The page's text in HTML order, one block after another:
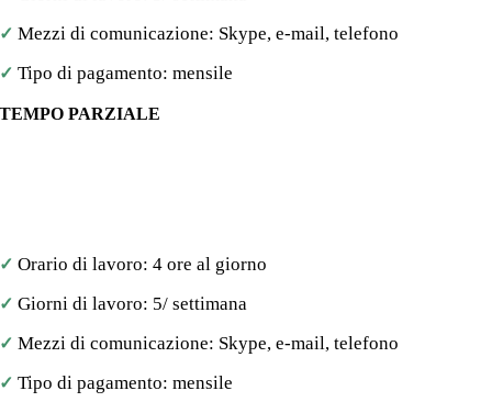
✓ Mezzi di comunicazione: Skype, e-mail, telefono
✓ Tipo di pagamento: mensile
TEMPO PARZIALE
✓ Orario di lavoro: 4 ore al giorno
✓ Giorni di lavoro: 5/ settimana
✓ Mezzi di comunicazione: Skype, e-mail, telefono
✓ Tipo di pagamento: mensile